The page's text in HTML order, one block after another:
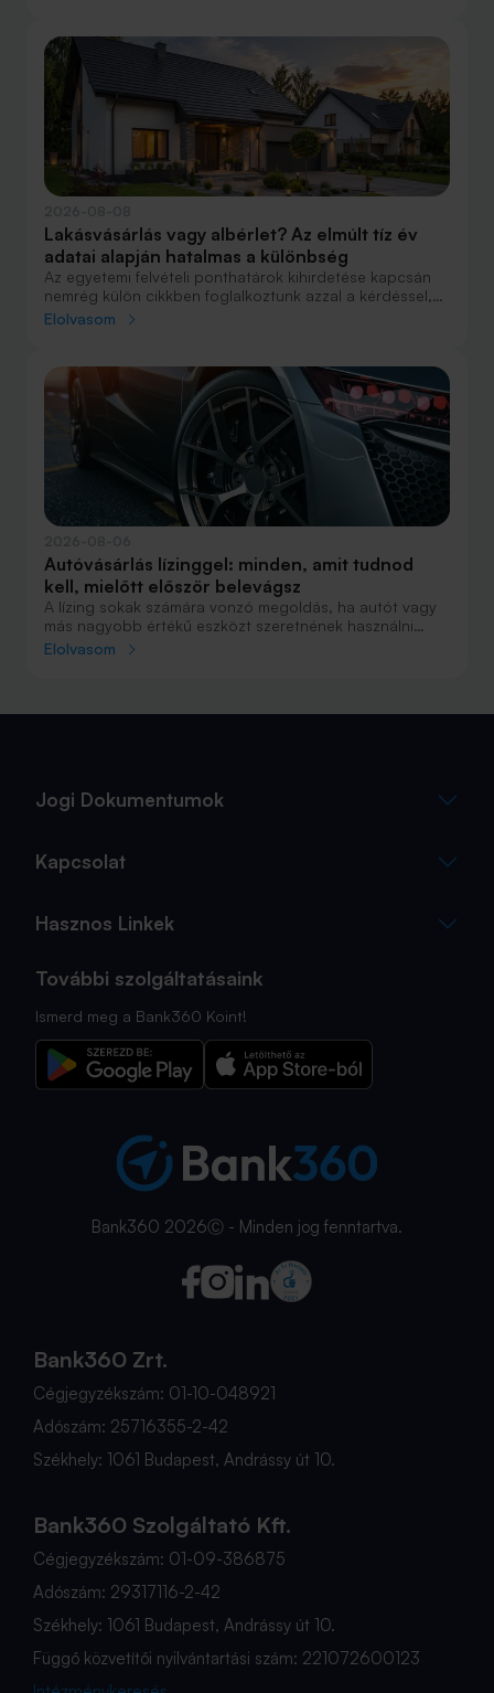
nagyobb jóváírásért?
Lakásvásárlás vagy albérlet? Az elmúlt tíz év
adatai alapján hatalmas a különbség
Az egyetemi felvételi ponthatárok kihirdetése kapcsán
nemrég külön cikkben foglalkoztunk azzal a kérdéssel,
hogy lakást venni vagy vásárolni éri meg jobban. Előző
csak teheti, annak mindenképpen megéri a
lakásvásárlás. De mi a helyzet akkor, ha inkább a
múltbéli adatokra koncentrálunk? Hogyan áll ma valaki,
aki 2016-ban lakást vásárolt, illetve valaki, aki a bérlés
mellett döntött, illetve jobb híján arra kényszerült?
Elolvasom
Autóvásárlás lízinggel: minden, amit tudnod
kell, mielőtt először belevágsz
A lízing sokak számára vonzó megoldás, ha autót vagy
más nagyobb értékű eszközt szeretnének használni
anélkül, hogy azt egy összegben ki kellene fizetniük.
Elolvasom
Jogi Dokumentumok
Kapcsolat
Hasznos Linkek
További szolgáltatásaink
Ismerd meg a Bank360 Koint!
Bank360 2026Ⓒ - Minden jog fenntartva.
Bank360 Zrt.
Cégjegyzékszám: 01-10-048921
Adószám: 25716355-2-42
Székhely: 1061 Budapest, Andrássy út 10.
Bank360 Szolgáltató Kft.
Cégjegyzékszám: 01-09-386875
Adószám: 29317116-2-42
Székhely: 1061 Budapest, Andrássy út 10.
Függő közvetítői nyilvántartási szám: 221072600123